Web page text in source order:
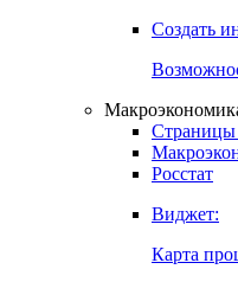
Создать
Страницы
Росстат
Виджет:
Карта